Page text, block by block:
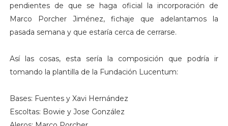
pendientes de que se haga oficial la incorporación de
Marco Porcher Jiménez, fichaje que adelantamos la
pasada semana y que estaría cerca de cerrarse.
Así las cosas, esta sería la composición que podría ir
tomando la plantilla de la Fundación Lucentum:
Bases: Fuentes y Xavi Hernández
Escoltas: Bowie y Jose González